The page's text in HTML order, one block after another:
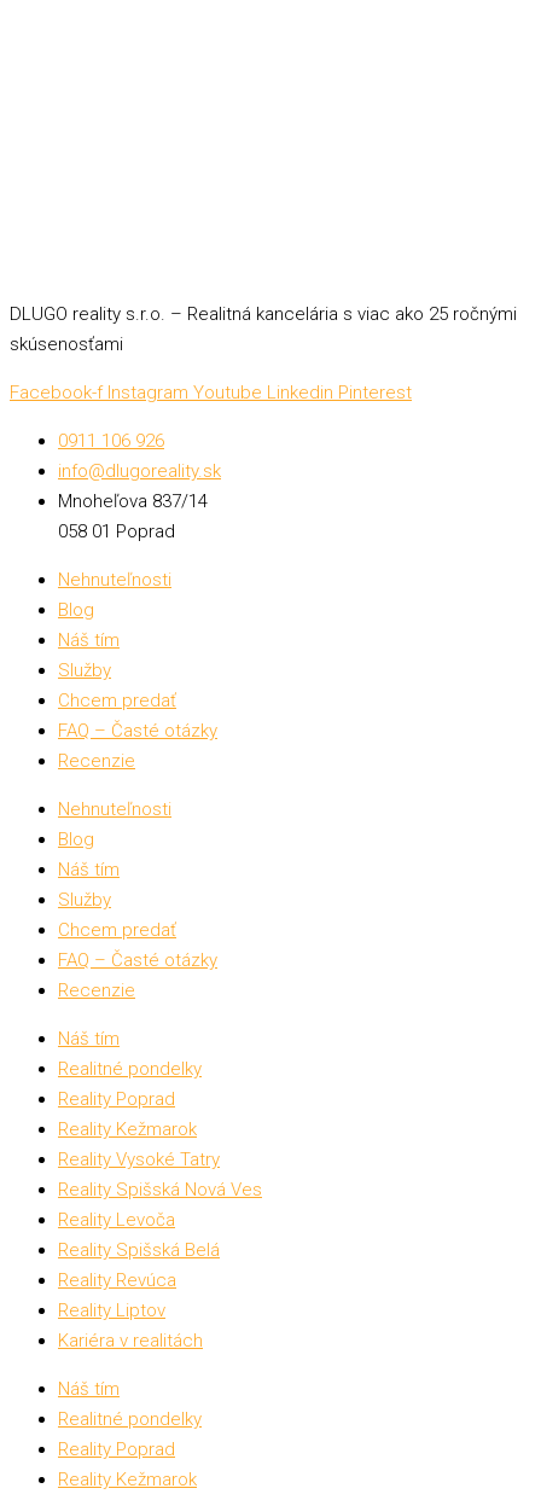
DLUGO reality s.r.o. – Realitná kancelária s viac ako 25 ročnými
skúsenosťami
Facebook-f Instagram Youtube Linkedin Pinterest
0911 106 926
info@dlugoreality.sk
Mnoheľova 837/14
058 01 Poprad
Nehnuteľnosti
Blog
Náš tím
Služby
Chcem predať
FAQ – Časté otázky
Recenzie
Nehnuteľnosti
Blog
Náš tím
Služby
Chcem predať
FAQ – Časté otázky
Recenzie
Náš tím
Realitné pondelky
Reality Poprad
Reality Kežmarok
Reality Vysoké Tatry
Reality Spišská Nová Ves
Reality Levoča
Reality Spišská Belá
Reality Revúca
Reality Liptov
Kariéra v realitách
Náš tím
Realitné pondelky
Reality Poprad
Reality Kežmarok